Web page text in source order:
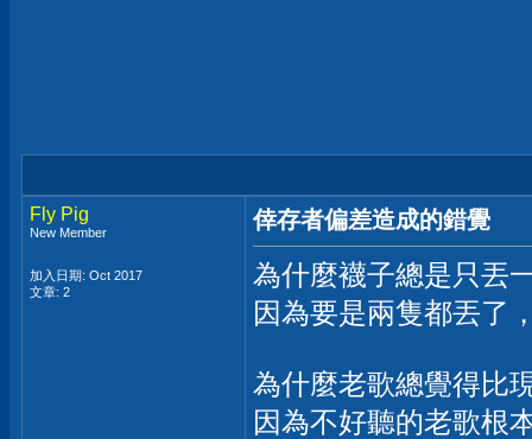
Fly Pig
New Member
加入日期: Oct 2017
文章: 2
倖存者偏差造成的錯覺
為什麼襪子總是只丟
因為要是兩隻都丟了
為什麼老歌總覺得比
因為不好聽的老歌根